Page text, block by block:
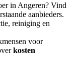
in Angeren? Vind
aanbieders.
reiniging en
voor
kosten